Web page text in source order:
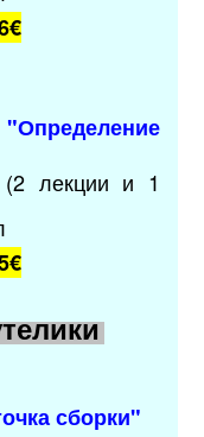
€
лекции и 1
€
сборки"